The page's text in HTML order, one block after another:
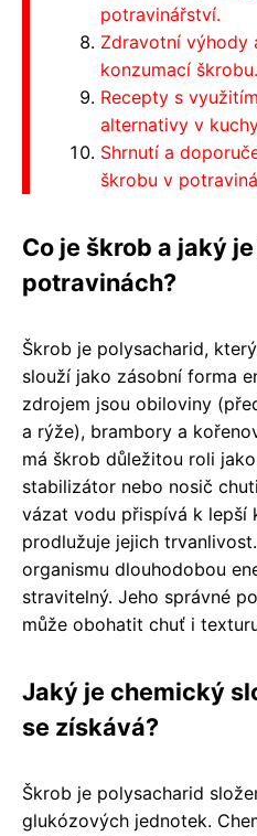
potravinářství.
Zdravotní výhody
konzumací škrobu.
Recepty s
alternativy v
Shrnutí a
škrobu v
Co je škrob a jaký
potravinách?
Škrob je polysacharid,
slouží jako zásobní forma
zdrojem jsou obiloviny
a rýže), brambory a
má škrob důležitou roli
stabilizátor nebo nosič
vázat vodu přispívá k lepší
prodlužuje jejich
organismu dlouhodobou
stravitelný. Jeho správné
může obohatit chuť i
Jaký je chemický
se získává?
Škrob je polysacharid
glukózových jednotek.